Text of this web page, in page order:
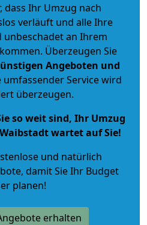
dass Ihr Umzug nach
verläuft und alle Ihre
unbeschadet an Ihrem
Überzeugen Sie
Angeboten und
umfassender Service wird
überzeugen.
so weit sind, Ihr Umzug
wartet auf Sie!
und natürlich
, damit Sie Ihr Budget
planen!
erhalten